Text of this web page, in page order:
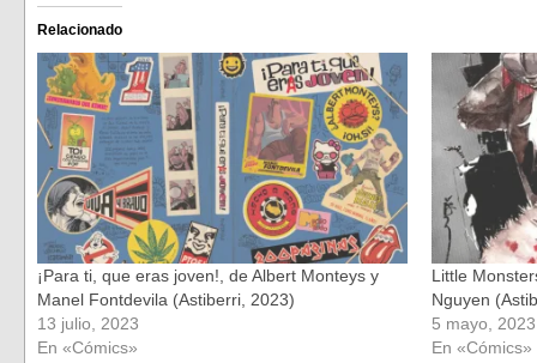
Facebook
(Se
abre
en
una
ventana
nueva)
en
una
ventana
nueva)
Relacionado
¡Para ti, que eras joven!, de Albert Monteys y
Manel Fontdevila (Astiberri, 2023)
13 julio, 2023
En «Cómics»
Little
Nguyen
5 mayo, 2023
En «Cómics»